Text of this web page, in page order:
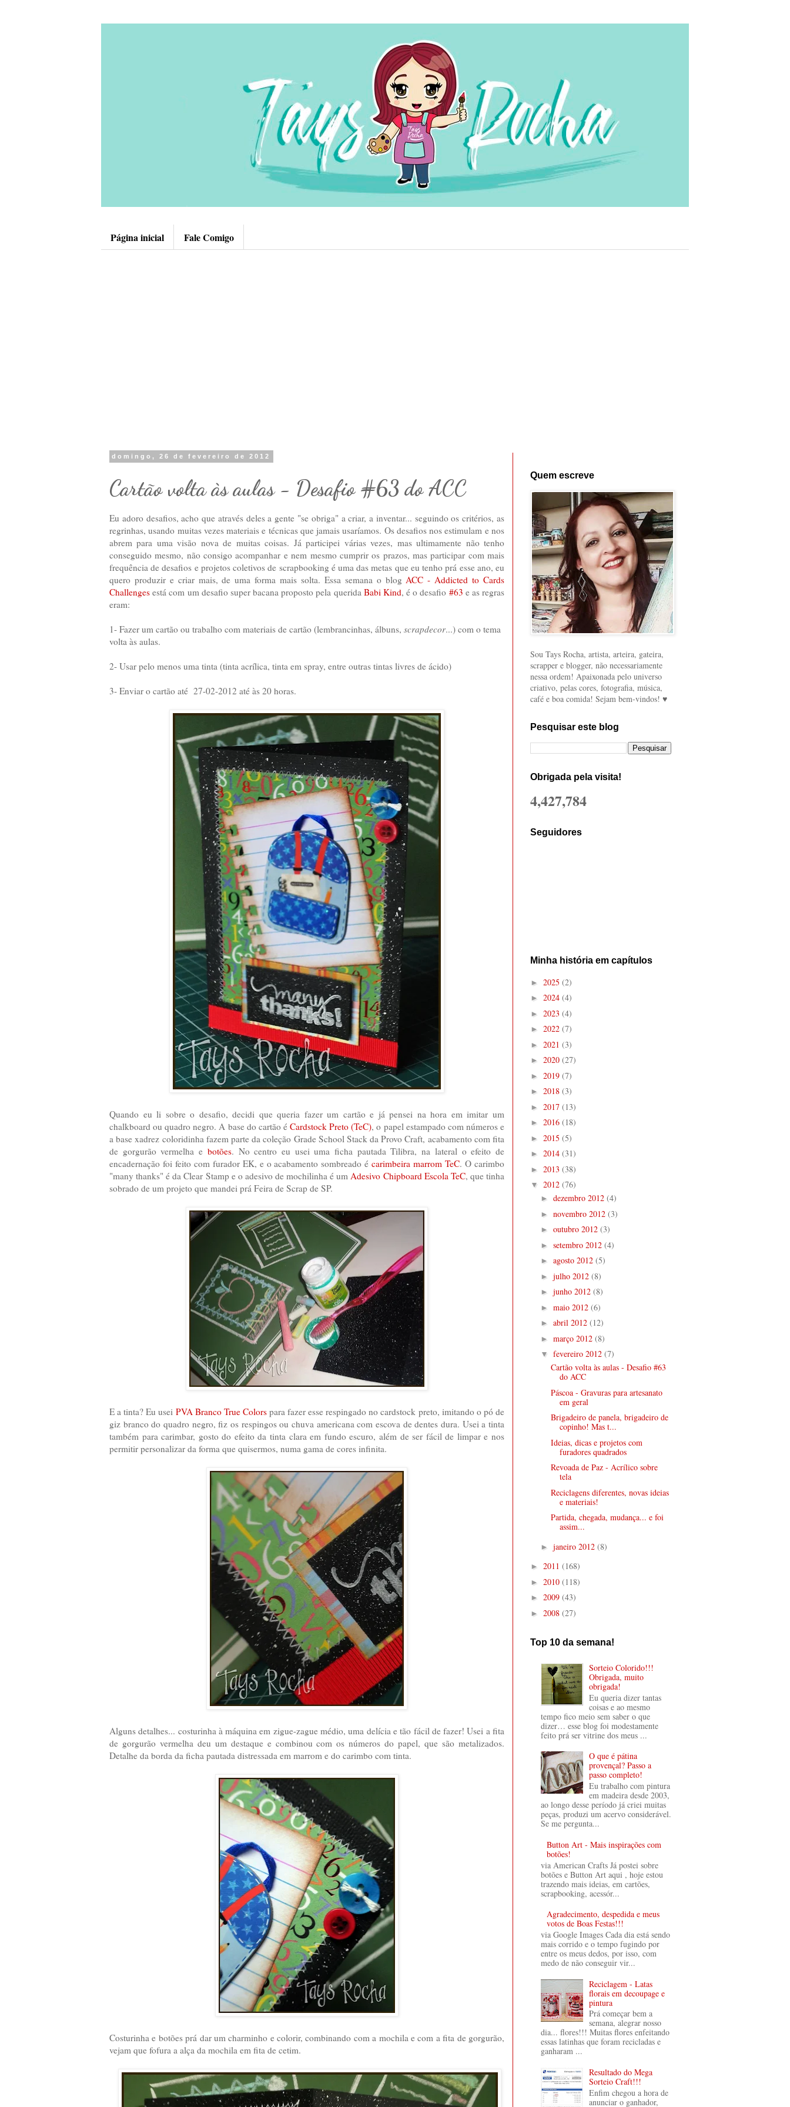
Página inicial Fale Comigo
domingo, 26 de fevereiro de 2012
Cartão volta às aulas - Desafio #63 do ACC
Eu adoro desafios, acho que através deles a gente "se obriga" a criar, a inventar... seguindo os critérios, as
regrinhas, usando muitas vezes materiais e técnicas que jamais usaríamos. Os desafios nos estimulam e nos
abrem para uma visão nova de muitas coisas. Já participei várias vezes, mas ultimamente não tenho
conseguido mesmo, não consigo acompanhar e nem mesmo cumprir os prazos, mas participar com mais
frequência de desafios e projetos coletivos de scrapbooking é uma das metas que eu tenho prá esse ano, eu
quero produzir e criar mais, de uma forma mais solta. Essa semana o blogACC - Addicted to Cards
Challenges está com um desafio super bacana proposto pela querida Babi Kind, é o desafio #63 e as regras
eram:
1- Fazer um cartão ou trabalho com materiais de cartão (lembrancinhas, álbuns, scrapdecor...) com o tema
volta às aulas.
2- Usar pelo menos uma tinta (tinta acrílica, tinta em spray, entre outras tintas livres de ácido)
3- Enviar o cartão até 27-02-2012 até às 20 horas.
Quando eu li sobre o desafio, decidi que queria fazer um cartão e já pensei na hora em imitar um
chalkboard ou quadro negro. A base do cartão éCardstock Preto (TeC), o papel estampado com números e
a base xadrez coloridinha fazem parte da coleção Grade School Stack da Provo Craft, acabamento com fita
de gorgurão vermelha e botões. No centro eu usei uma ficha pautada Tilibra, na lateral o efeito de
encadernação foi feito com furador EK, e o acabamento sombreado écarimbeira marrom TeC. O carimbo
"many thanks" é da Clear Stamp e o adesivo de mochilinha é umAdesivo Chipboard Escola TeC, que tinha
sobrado de um projeto que mandei prá Feira de Scrap de SP.
E a tinta? Eu usei PVA Branco True Colorspara fazer esse respingado no cardstock preto, imitando o pó de
giz branco do quadro negro, fiz os respingos ou chuva americana com escova de dentes dura. Usei a tinta
também para carimbar, gosto do efeito da tinta clara em fundo escuro, além de ser fácil de limpar e nos
permitir personalizar da forma que quisermos, numa gama de cores infinita.
Alguns detalhes... costurinha à máquina em zigue-zague médio, uma delícia e tão fácil de fazer! Usei a fita
de gorgurão vermelha deu um destaque e combinou com os números do papel, que são metalizados.
Detalhe da borda da ficha pautada distressada em marrom e do carimbo com tinta.
Costurinha e botões prá dar um charminho e colorir, combinando com a mochila e com a fita de gorgurão,
vejam que fofura a alça da mochila em fita de cetim.
Quem escreve
Sou Tays Rocha, artista, arteira, gateira,
scrapper e blogger, não necessariamente
nessa ordem! Apaixonada pelo universo
criativo, pelas cores, fotografia, música,
café e boa comida! Sejam bem-vindos! ♥
Pesquisar este blog
Obrigada pela visita!
4,427,784
Seguidores
Minha história em capítulos
► 2025 (2)
► 2024 (4)
► 2023 (4)
► 2022 (7)
► 2021 (3)
► 2020 (27)
► 2019 (7)
► 2018 (3)
► 2017 (13)
► 2016 (18)
► 2015 (5)
► 2014 (31)
► 2013 (38)
▼ 2012 (76)
► dezembro 2012 (4)
► novembro 2012 (3)
► outubro 2012 (3)
► setembro 2012 (4)
► agosto 2012 (5)
► julho 2012 (8)
► junho 2012 (8)
► maio 2012 (6)
► abril 2012 (12)
► março 2012 (8)
▼ fevereiro 2012 (7)
Cartão volta às aulas - Desafio #63
do ACC
Páscoa - Gravuras para artesanato
em geral
Brigadeiro de panela, brigadeiro de
copinho! Mas t...
Ideias, dicas e projetos com
furadores quadrados
Revoada de Paz - Acrílico sobre
tela
Reciclagens diferentes, novas ideias
e materiais!
Partida, chegada, mudança... e foi
assim...
► janeiro 2012 (8)
► 2011 (168)
► 2010 (118)
► 2009 (43)
► 2008 (27)
Top 10 da semana!
Sorteio Colorido!!!
Obrigada, muito
obrigada!
Eu queria dizer tantas
coisas e ao mesmo
tempo fico meio sem saber o que
dizer… esse blog foi modestamente
feito prá ser vitrine dos meus ...
O que é pátina
provençal? Passo a
passo completo!
Eu trabalho com pintura
em madeira desde 2003,
ao longo desse período já criei muitas
peças, produzi um acervo considerável.
Se me pergunta...
Button Art - Mais inspirações com
botões!
via American Crafts Já postei sobre
botões e Button Art aqui , hoje estou
trazendo mais ideias, em cartões,
scrapbooking, acessór...
Agradecimento, despedida e meus
votos de Boas Festas!!!
via Google Images Cada dia está sendo
mais corrido e o tempo fugindo por
entre os meus dedos, por isso, com
medo de não conseguir vir...
Reciclagem - Latas
florais em decoupage e
pintura
Prá começar bem a
semana, alegrar nosso
dia... flores!!! Muitas flores enfeitando
essas latinhas que foram recicladas e
ganharam ...
Resultado do Mega
Sorteio Craft!!!
Enfim chegou a hora de
anunciar o ganhador,